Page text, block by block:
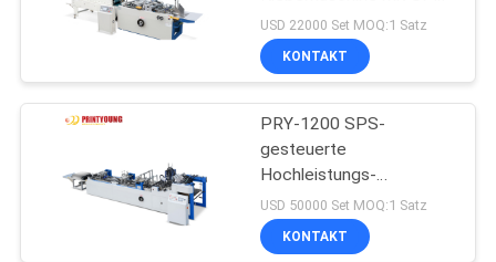
SITEMAP
PRIVACY
Paper Bag Making
Machine
72
& Motor Hohe
Produktivität
USD 22000 Set MOQ:1 Satz
KONTAKT
PRY-1200 SPS-
gesteuerte
Hochleistungs-
mit Bogeneinzug
USD 50000 Set MOQ:1 Satz
KONTAKT